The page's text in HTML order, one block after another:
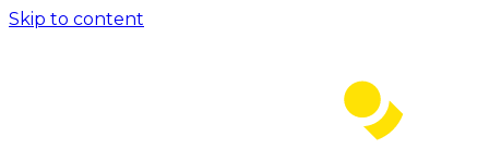
Skip to content